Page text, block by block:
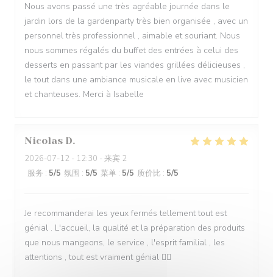
Nous avons passé une très agréable journée dans le
jardin lors de la gardenparty très bien organisée , avec un
personnel très professionnel , aimable et souriant. Nous
nous sommes régalés du buffet des entrées à celui des
desserts en passant par les viandes grillées délicieuses ,
le tout dans une ambiance musicale en live avec musicien
et chanteuses. Merci à Isabelle
Nicolas D
2026-07-12 - 12:30 - 来宾 2
服务 : 5/5 氛围 : 5/5 菜单 : 5/5 质价比 : 5/5
Je recommanderai les yeux fermés tellement tout est
génial . L'accueil, la qualité et la préparation des produits
que nous mangeons, le service , l'esprit familial , les
attentions , tout est vraiment génial 👍🏻